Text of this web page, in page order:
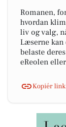
Romanen,
hvordan
liv og valg,
Læserne
belaste
eReolen
Kopiér link